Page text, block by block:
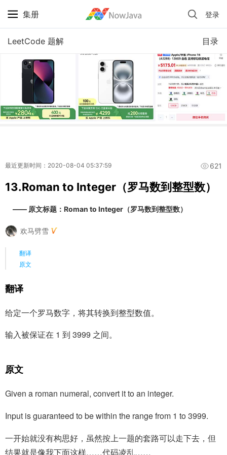
集册 登录
目录
LeetCode 题解iPhone 京东自营 + 国补 / 历史最低价
最近更新时间：2020-08-04 05:37:59 621
13.Roman to Integer（罗马数到整型数）
—— 原文标题：Roman to Integer（罗马数到整型数）
欢马劈雪
翻译
原文
翻译
给定一个罗马数字，将其转换到整型数值。
输入被保证在 1 到 3999 之间。
原文
Given a roman numeral, convert it to an integer.
Input is guaranteed to be within the range from 1 to 3999.
一开始就没有构思好，虽然按上一题的套路可以走下去，但
结果就是像我下面这样……代码凌乱……